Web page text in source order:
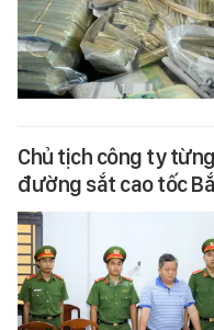
Chủ tịch công ty
đường sắt cao tốc